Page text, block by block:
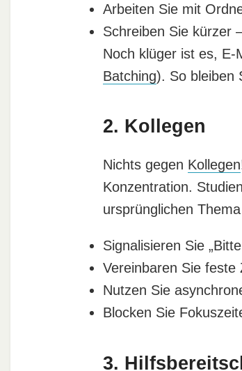
Arbeiten Sie mit
Schreiben Sie kürzer
Noch klüger ist es, E-
Batching). So bleiben
2. Kollegen
Nichts gegen Kollegen
Konzentration.
ursprünglichen
Signalisieren Sie
Vereinbaren Sie feste
Nutzen Sie
Blocken Sie
3.